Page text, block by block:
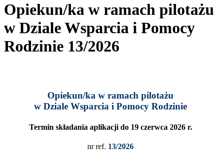
Opiekun/ka w ramach pilotażu
w Dziale Wsparcia i Pomocy
Rodzinie 13/2026
Opiekun/ka w ramach pilotażu
w Dziale Wsparcia i Pomocy Rodzinie
Termin składania aplikacji do 19 czerwca 2026 r.
nr ref. 13/2026